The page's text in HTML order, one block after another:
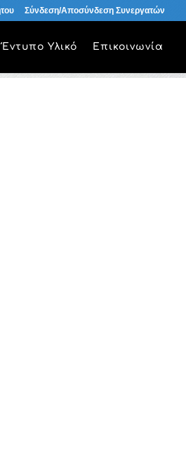
Σύνδεση/Αποσύνδεση Συνεργατών
Έντυπο Υλικό Επικοινωνία